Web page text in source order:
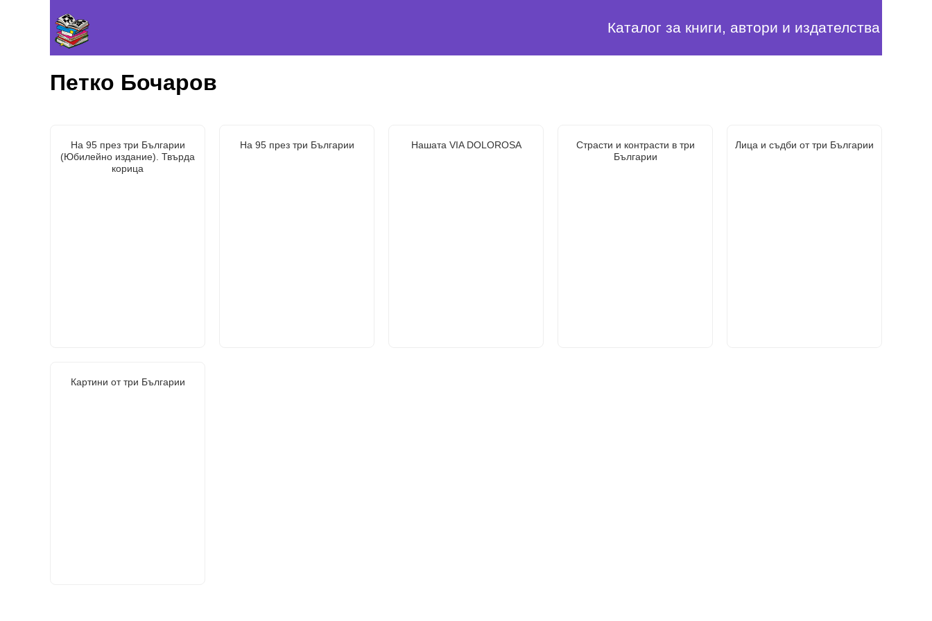
Каталог за книги, автори и издателства
Петко Бочаров
На 95 през три Българии
(Юбилейно издание). Твърда
корица
На 95 през три Българии Нашата VIA DOLOROSA
Страсти и контрасти в три
Българии
Лица и съдби от три Българии
Картини от три Българии